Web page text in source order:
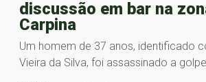
discussão em bar na
Carpina
Um homem de 37 anos, identificado
Vieira da Silva, foi assassinado a